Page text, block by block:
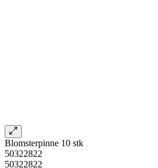
Blomsterpinne 10 stk
50322822
50322822